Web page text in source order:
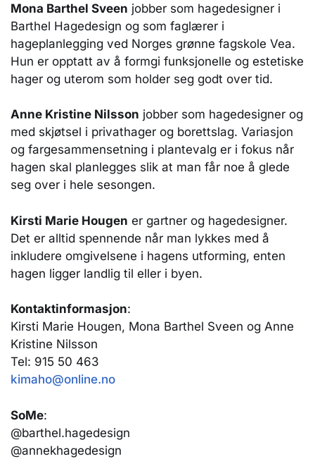
Mona Barthel Sveen jobber som hagedesigner i
Barthel Hagedesign og som faglærer i
hageplanlegging ved Norges grønne fagskole Vea.
Hun er opptatt av å formgi funksjonelle og estetiske
hager og uterom som holder seg godt over tid.
Anne Kristine Nilsson jobber som hagedesigner og
med skjøtsel i privathager og borettslag. Variasjon
og fargesammensetning i plantevalg er i fokus når
hagen skal planlegges slik at man får noe å glede
seg over i hele sesongen.
Kirsti Marie Hougen er gartner og hagedesigner.
Det er alltid spennende når man lykkes med å
inkludere omgivelsene i hagens utforming, enten
hagen ligger landlig til eller i byen.
Kontaktinformasjon:
Kirsti Marie Hougen, Mona Barthel Sveen og Anne
Kristine Nilsson
Tel: 915 50 463
kimaho@online.no
SoMe:
@barthel.hagedesign
@annekhagedesign